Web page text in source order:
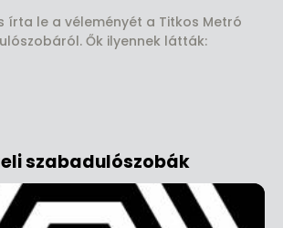
írta le a véleményét a Titkos Metró
Ők ilyennek látták:
szabadulószobák